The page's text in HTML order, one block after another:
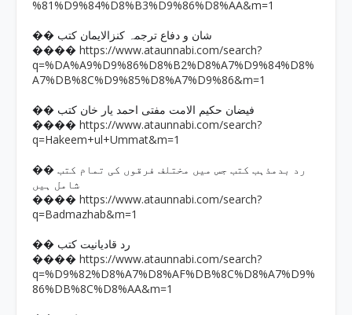
%81%D9%84%D8%B3%D9%86%D8%AA&m=1
�� شان و دفاع ترجمہ کنزالایمان کتب
���� https://www.ataunnabi.com/search?
q=%DA%A9%D9%86%D8%B2%D8%A7%D9%84%D8%
A7%DB%8C%D9%85%D8%A7%D9%86&m=1
�� فیضان حکیم الامت مفتی احمد یار خان کتب
���� https://www.ataunnabi.com/search?
q=Hakeem+ul+Ummat&m=1
�� رد بدمذہب کتب جس میں مختلف فرقوں کی تمام کتب
شامل ہیں
���� https://www.ataunnabi.com/search?
q=Badmazhab&m=1
�� رد قادیانیت کتب
���� https://www.ataunnabi.com/search?
q=%D9%82%D8%A7%D8%AF%DB%8C%D8%A7%D9%
86%DB%8C%D8%AA&m=1